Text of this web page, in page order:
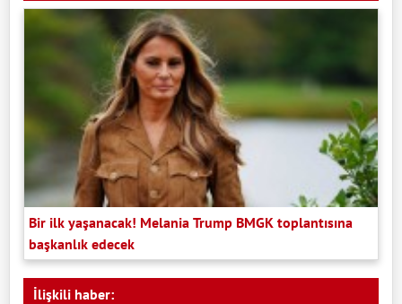
Bir ilk yaşanacak! Melania Trump BMGK toplantısına
başkanlık edecek
İlişkili haber: